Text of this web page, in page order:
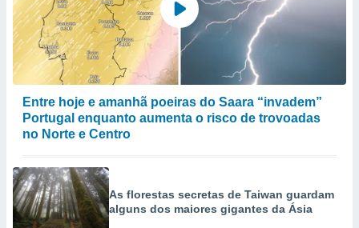
Entre hoje e amanhã poeiras do Saara “invadem”
Portugal enquanto aumenta o risco de trovoadas
no Norte e Centro
As florestas secretas de Taiwan guardam
alguns dos maiores gigantes da Ásia